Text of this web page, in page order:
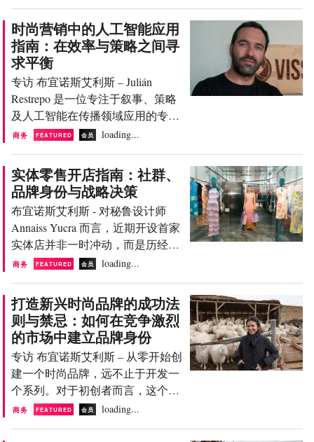
的设计咨询公司。他在接受
FashionUnited 采访时解释道：“工
具已经改变，但你需要做的事情并
未改变。你仍然需要一个好创
意。” 从时尚学院到行业：毕业后
创立个人品牌 核心摘要 数十年
来，Collins 致力于帮助学生从时尚
学院过渡到专业...
境中，仅凭创意已不足以脱颖而
出，作品集的功能已远超展示范
畴，成为一种战略性工具。它不仅
传达了求职者的实践能力，更体现
了其思维方式、适应能力以及在多
变市场中的自我定位。 对于曾在欧
洲、亚洲和中东地区审阅过无数作
品集的马兰戈尼学院课程负责人
Gloria Bellardi而言，教育与产业之
间的脱节是许多年轻人才面临的最
大困境。“当学生即将步入市场
时，他们正处于一个需要支持的阶
段……他们需要帮助来塑造自己的
DNA和审美体系，并以正确的方式
将其传达出去”，她在接受
FashionUnited采访时解释道。 从时
品集...
时尚营销中的人工智能应用
指南：在效率与策略之间寻
求平衡
专访 布宜诺斯艾利斯 – Julián
Restrepo 是一位专注于叙事、策略
及人工智能在传播领域应用的专
家。他的职业生涯围绕一个核心理
合，帮助品牌实现更高效的沟通。
他的观点明确：技术本身无法创造
价值，除非它被整合进整体战略
中。他表示：“人工智能并非要取
代人类，而是为了赋能人类。” 在
人工智能重塑时尚营销格局的当
下，Restrepo 的经验提供了一个关
键视角：真正的差异化优势不在于
工具本身，而在于品牌如何利用它
来构建长期、相关且可持续的价值
主张。 本文是 FashionUnited “行业
指南”编辑系列的一部分，该系列
汇集了业内专业人士的见解，旨在
从实践角度探讨全球时尚业务关键
流程中最常见的成功经验与误区。
由人工智能生成的图像。 图片来
商务 FEATURED 会员 loading...
实体零售开店指南：社群、
品牌身份与战略决策
布宜诺斯艾利斯 - 对秘鲁设计师
Annaiss Yucra 而言，近期开设首家
实体店并非一时冲动，而是历经时
间沉淀、融合了纺织工艺传承、实
在当今数字时代，许多品牌诞生并
成长于社交媒体，实体零售在时尚
商业中依旧扮演着战略性角色。然
而，开设门店远非一蹴而就，它通
常是品牌身份、客户洞察以及支持
该决策的活跃社群等多重因素共同
作用的结果。 对 Yucra 而言，这段
历程不仅见证了她作为设计师的成
长，更与她深植于秘鲁手工生产的
商务 FEATURED 会员 loading...
打造新兴时尚品牌的成功法
则与禁忌：如何在竞争激烈
的市场中建立品牌身份
专访 布宜诺斯艾利斯 – 从零开始创
建一个时尚品牌，远不止于开发一
个系列。对于初创者而言，这个过
程通常融合了创意直觉、实践学习
商务 FEATURED 会员 loading...